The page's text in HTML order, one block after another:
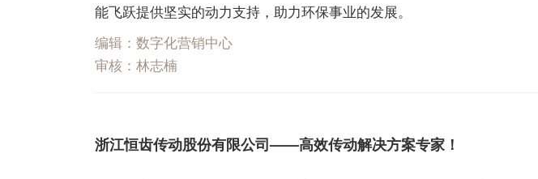
能飞跃提供坚实的动力支持，助力环保事业的发展。
编辑：数字化营销中心
审核：林志楠
浙江恒齿传动股份有限公司——高效传动解决方案专家！